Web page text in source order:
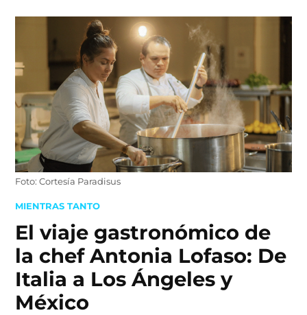
Foto: Cortesía Paradisus
POSTED
MIENTRAS TANTO
El viaje gastronómico de
la chef Antonia Lofaso: De
Italia a Los Ángeles y
México